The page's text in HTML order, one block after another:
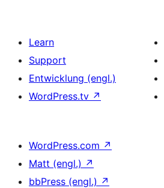
Learn
Support
Entwicklung (engl.)
WordPress.tv ↗
WordPress.com ↗
Matt (engl.) ↗
bbPress (engl.) ↗